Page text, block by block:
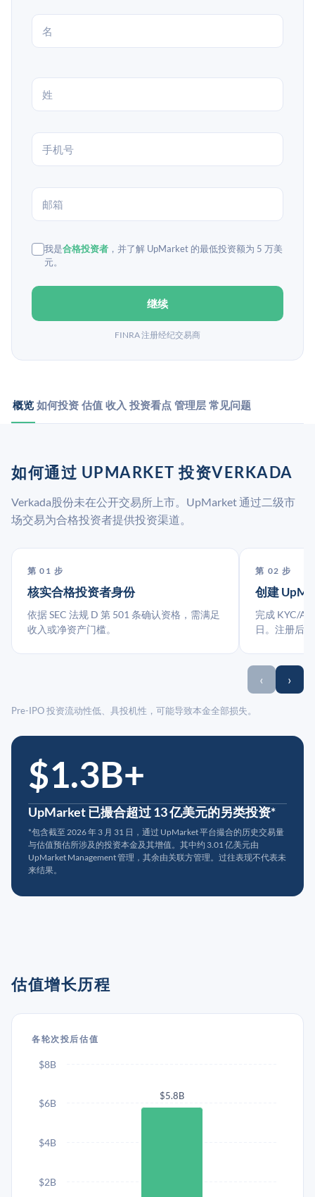
我是合格投资者 ，并了解 UpMarket 的最低投资额为 5 万美
元。
继续
FINRA 注册经纪交易商
概览 如何投资 估值 收入 投资看点 管理层 常见问题
如何通过 UPMARKET 投资VERKADA
Verkada股份未在公开交易所上市。UpMarket 通过二级市
场交易为合格投资者提供投资渠道。
第 01 步
核实合格投资者身份
依据 SEC 法规 D 第 501 条确认资格，需满足
收入或净资产门槛。
第 02 步
创建
完成 KYC/
日。注册后
‹ ›
Pre-IPO 投资流动性低、具投机性，可能导致本金全部损失。
$1.3B+
UpMarket 已撮合超过 13 亿美元的另类投资*
*包含截至 2026 年 3 月 31 日，通过 UpMarket 平台撮合的历史交易量
与估值预估所涉及的投资本金及其增值。其中约 3.01 亿美元由
UpMarket Management 管理，其余由关联方管理。过往表现不代表未
来结果。
估值增长历程
各轮次投后估值
$5.8B
$2B
$4B
$6B
$8B